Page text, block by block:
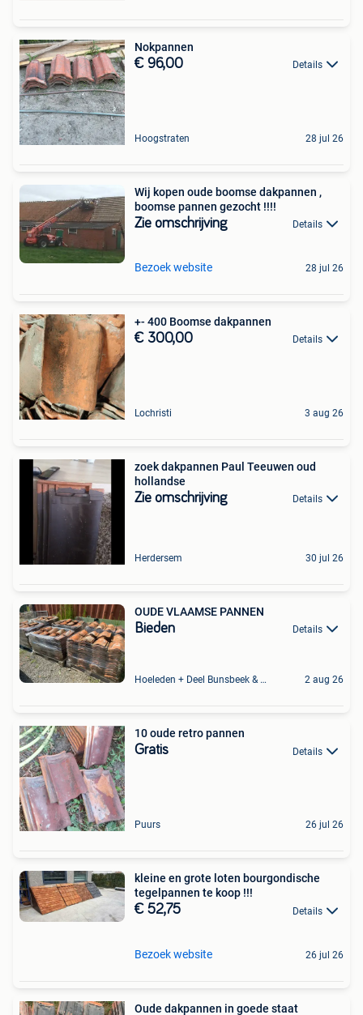
Nokpannen
€ 96,00 Details
Hoogstraten 28 jul 26
Wij kopen oude boomse dakpannen ,
boomse pannen gezocht !!!!
Zie omschrijving Details
Bezoek website 28 jul 26
+- 400 Boomse dakpannen
€ 300,00 Details
Lochristi 3 aug 26
zoek dakpannen Paul Teeuwen oud
hollandse
Zie omschrijving Details
Herdersem 30 jul 26
OUDE VLAAMSE PANNEN
Bieden Details
Hoeleden + Deel Bunsbeek & Sint-Magriete-Houtem 2 aug 26
10 oude retro pannen
Gratis Details
Puurs 26 jul 26
kleine en grote loten bourgondische
tegelpannen te koop !!!
€ 52,75 Details
Bezoek website 26 jul 26
Oude dakpannen in goede staat